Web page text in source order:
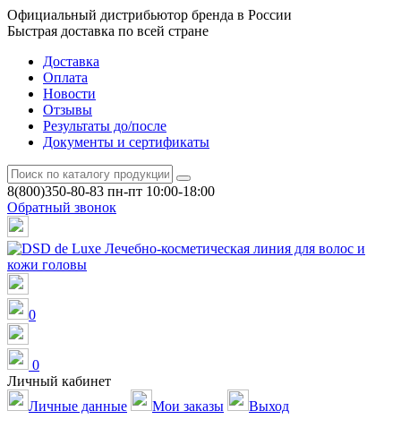
Официальный дистрибьютор бренда в России
Быстрая доставка по всей стране
Доставка
Оплата
Новости
Отзывы
Результаты до/после
Документы и сертификаты
8(800)350-80-83 пн-пт 10:00-18:00
Обратный звонок
0
0
Личный кабинет
Личные данные
Мои заказы
Выход